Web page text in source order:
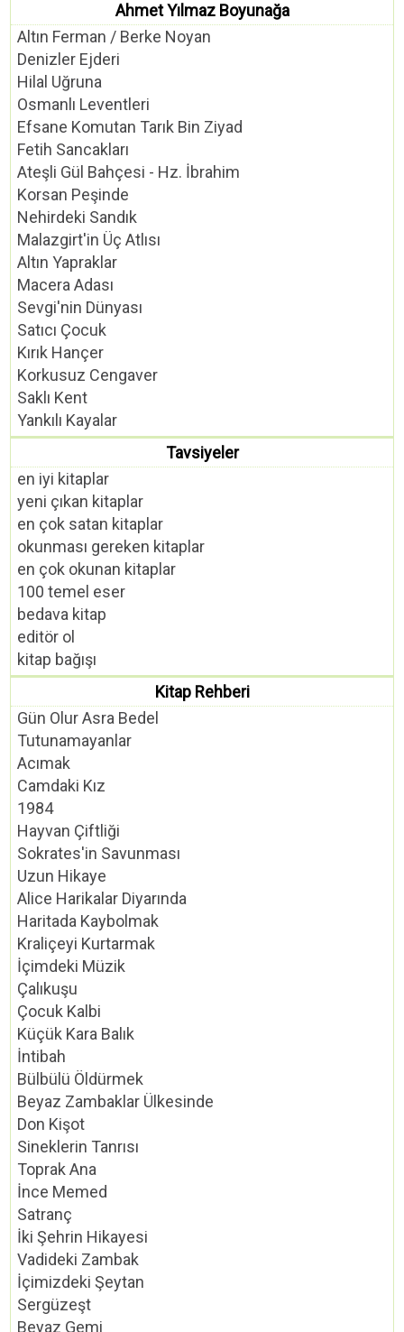
Ahmet Yılmaz Boyunağa
Altın Ferman / Berke Noyan
Denizler Ejderi
Hilal Uğruna
Osmanlı Leventleri
Efsane Komutan Tarık Bin Ziyad
Fetih Sancakları
Ateşli Gül Bahçesi - Hz. İbrahim
Korsan Peşinde
Nehirdeki Sandık
Malazgirt'in Üç Atlısı
Altın Yapraklar
Macera Adası
Sevgi'nin Dünyası
Satıcı Çocuk
Kırık Hançer
Korkusuz Cengaver
Saklı Kent
Yankılı Kayalar
Tavsiyeler
en iyi kitaplar
yeni çıkan kitaplar
en çok satan kitaplar
okunması gereken kitaplar
en çok okunan kitaplar
100 temel eser
bedava kitap
editör ol
kitap bağışı
Kitap Rehberi
Gün Olur Asra Bedel
Tutunamayanlar
Acımak
Camdaki Kız
1984
Hayvan Çiftliği
Sokrates'in Savunması
Uzun Hikaye
Alice Harikalar Diyarında
Haritada Kaybolmak
Kraliçeyi Kurtarmak
İçimdeki Müzik
Çalıkuşu
Çocuk Kalbi
Küçük Kara Balık
İntibah
Bülbülü Öldürmek
Beyaz Zambaklar Ülkesinde
Don Kişot
Sineklerin Tanrısı
Toprak Ana
İnce Memed
Satranç
İki Şehrin Hikayesi
Vadideki Zambak
İçimizdeki Şeytan
Sergüzeşt
Beyaz Gemi